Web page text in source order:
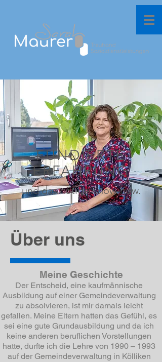
FUNDIERTE
ERFAHRUNG
und das nötige Know-how.
Über uns
Meine Geschichte
Der Entscheid, eine kaufmännische
Ausbildung auf einer Gemeindeverwaltung
zu absolvieren, ist mir damals leicht
gefallen. Meine Eltern hatten das Gefühl, es
sei eine gute Grundausbildung und da ich
keine anderen beruflichen Vorstellungen
hatte, durfte ich die Lehre von 1990 – 1993
auf der Gemeindeverwaltung in Kölliken